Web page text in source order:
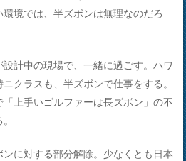
境では、半ズボンは無理なのだろ
計中の現場で、一緒に過ごす。ハワ
クラスも、半ズボンで仕事をする。
上手いゴルファーは長ズボン」の不
に対する部分解除。少なくとも日本